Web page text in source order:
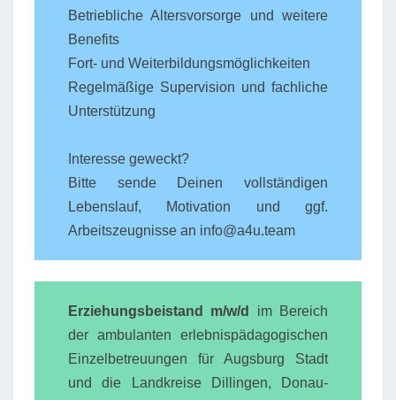
Betriebliche Altersvorsorge und weitere
Benefits
Fort- und Weiterbildungsmöglichkeiten
Regelmäßige Supervision und fachliche
Unterstützung
Interesse geweckt?
Bitte sende Deinen vollständigen
Lebenslauf, Motivation und ggf.
Arbeitszeugnisse an info@a4u.team
Erziehungsbeistand m/w/d
im Bereich
der ambulanten erlebnispädagogischen
Einzelbetreuungen für Augsburg Stadt
und die Landkreise Dillingen, Donau-